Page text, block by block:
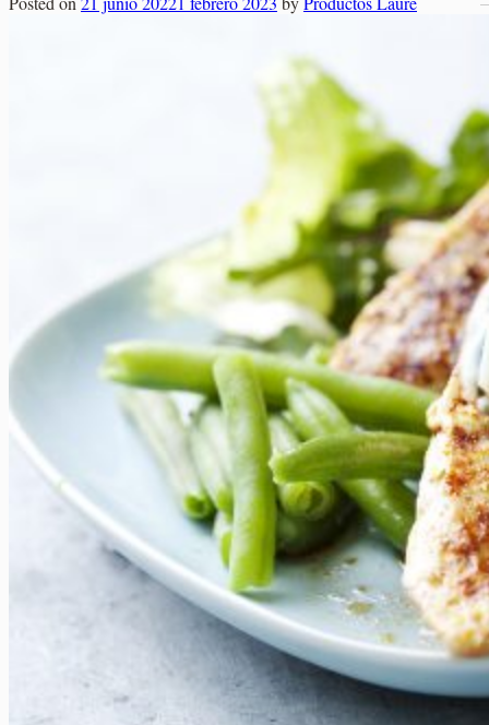
No hay productos en el carrito.
Elaborados Cárnicos